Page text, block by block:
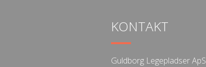
KONTAKT
Guldborg Legepladser ApS